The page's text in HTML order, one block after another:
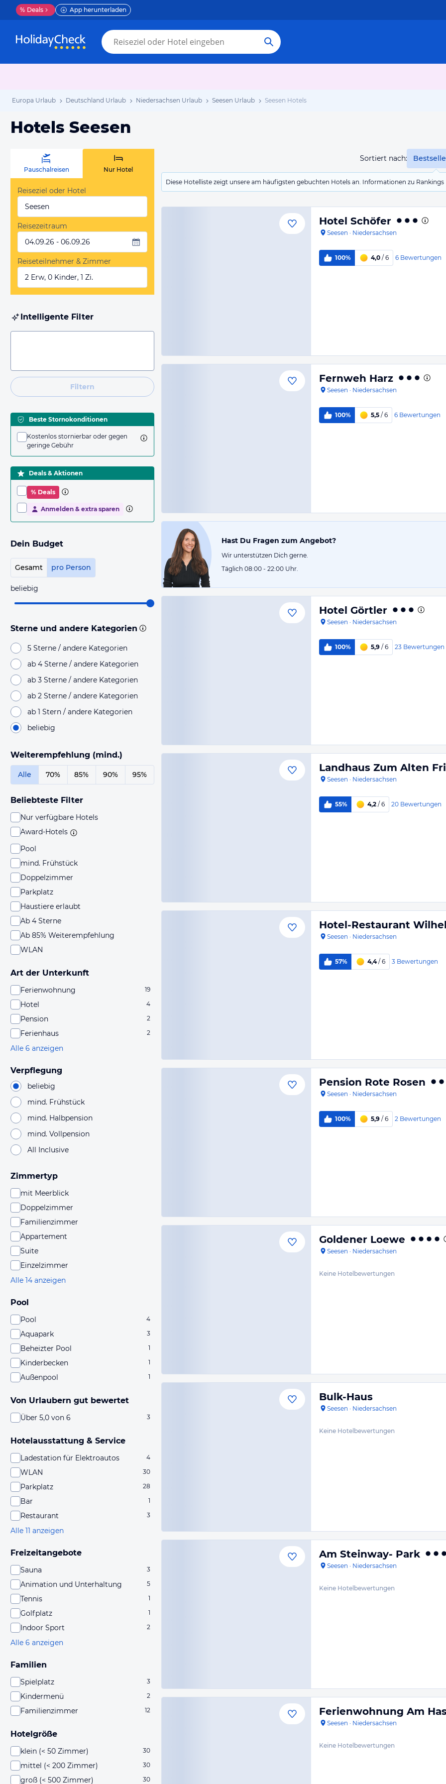
% Deals App herunterladen
Europa Urlaub Deutschland Urlaub Niedersachsen Urlaub Seesen Urlaub Seesen Hotels
Hotels Seesen
Sortiert nach:
Diese Hotelliste zeigt unsere am häufigsten gebuchten Hotels an. Informationen zu
Pauschalreisen Nur Hotel
Reiseziel oder Hotel
Seesen
Reisezeitraum
04.09.26 - 06.09.26
Reiseteilnehmer & Zimmer
2 Erw, 0 Kinder, 1 Zi.
Intelligente Filter
Filtern
Beste Stornokonditionen
Kostenlos stornierbar oder gegen
geringe Gebühr
Deals & Aktionen
% Deals
Anmelden & extra sparen
Dein Budget
Gesamt pro Person
beliebig
Sterne und andere Kategorien
5 Sterne / andere Kategorien
ab 4 Sterne / andere Kategorien
ab 3 Sterne / andere Kategorien
ab 2 Sterne / andere Kategorien
ab 1 Stern / andere Kategorien
beliebig
Weiterempfehlung (mind.)
Alle 70% 85% 90% 95%
Beliebteste Filter
Nur verfügbare Hotels
Award-Hotels
Pool
mind. Frühstück
Doppelzimmer
Parkplatz
Haustiere erlaubt
Ab 4 Sterne
Ab 85% Weiterempfehlung
WLAN
Art der Unterkunft
Ferienwohnung 19
Hotel 4
Pension 2
Ferienhaus 2
Alle 6 anzeigen
Verpflegung
beliebig
mind. Frühstück
mind. Halbpension
mind. Vollpension
All Inclusive
Zimmertyp
mit Meerblick
Doppelzimmer
Familienzimmer
Appartement
Suite
Einzelzimmer
Alle 14 anzeigen
Pool
Pool 4
Aquapark 3
Beheizter Pool 1
Kinderbecken 1
Außenpool 1
Von Urlaubern gut bewertet
Über 5,0 von 6 3
Hotelausstattung & Service
Ladestation für Elektroautos 4
WLAN 30
Parkplatz 28
Bar 1
Restaurant 3
Alle 11 anzeigen
Freizeitangebote
Sauna 3
Animation und Unterhaltung 5
Tennis 1
Golfplatz 1
Indoor Sport 2
Alle 6 anzeigen
Familien
Spielplatz 3
Kindermenü 2
Familienzimmer 12
Hotelgröße
klein (< 50 Zimmer) 30
mittel (< 200 Zimmer) 30
groß (< 500 Zimmer) 30
Hotel Schöfer
Seesen · Niedersachsen
100% 4,0 / 6 6 Bewertungen
Fernweh Harz
Seesen · Niedersachsen
100% 5,5 / 6 6 Bewertungen
Hast Du Fragen zum Angebot?
Wir unterstützen Dich gerne.
Täglich 08:00 - 22:00 Uhr.
Hotel Görtler
Seesen · Niedersachsen
100% 5,9 / 6 23 Bewertungen
Landhaus Zum Alten
Seesen · Niedersachsen
55% 4,2 / 6 20 Bewertungen
Hotel-Restaurant
Seesen · Niedersachsen
57% 4,4/ 6 3 Bewertungen
Pension Rote Rosen
Seesen · Niedersachsen
100% 5,9 / 6 2 Bewertungen
Goldener Loewe
Seesen · Niedersachsen
Keine Hotelbewertungen
Bulk-Haus
Seesen · Niedersachsen
Keine Hotelbewertungen
Am Steinway- Park
Seesen · Niedersachsen
Keine Hotelbewertungen
Ferienwohnung Am
Seesen · Niedersachsen
Keine Hotelbewertungen